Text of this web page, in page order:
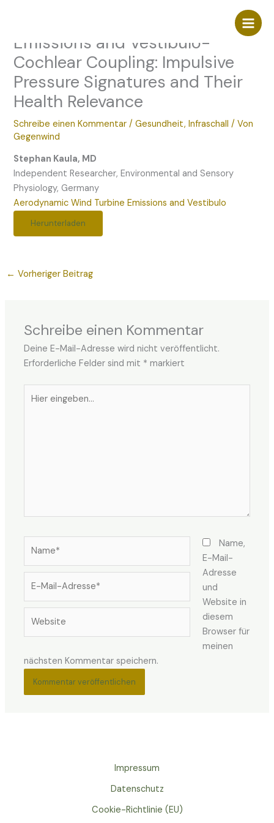
Emissions and Vestibulo-
Cochlear Coupling: Impulsive
Pressure Signatures and Their
Health Relevance
Schreibe einen Kommentar /Gesundheit,Infraschall / Von
Gegenwind
Stephan Kaula, MD
Independent Researcher, Environmental and Sensory
Physiology, Germany
Aerodynamic Wind Turbine Emissions and Vestibulo
Herunterladen
← Vorheriger Beitrag
Schreibe einen Kommentar
Deine E-Mail-Adresse wird nicht veröffentlicht.
Erforderliche Felder sind mit * markiert
eingeben…
Mail-
Adresse*
Name,
E-Mail-
Adresse
und
Website in
diesem
Browser für
meinen
nächsten Kommentar speichern.
Impressum
Datenschutz
Cookie-Richtlinie (EU)